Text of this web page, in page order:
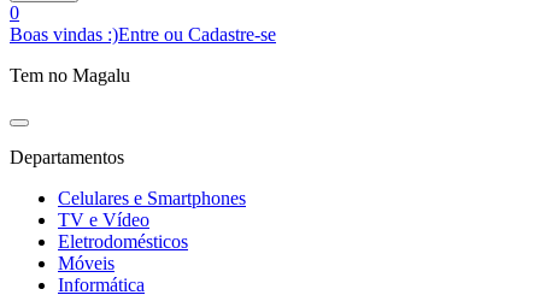
0
Boas vindas :)Entre ou Cadastre-se
Tem no Magalu
Departamentos
Celulares e Smartphones
TV e Vídeo
Eletrodomésticos
Móveis
Informática